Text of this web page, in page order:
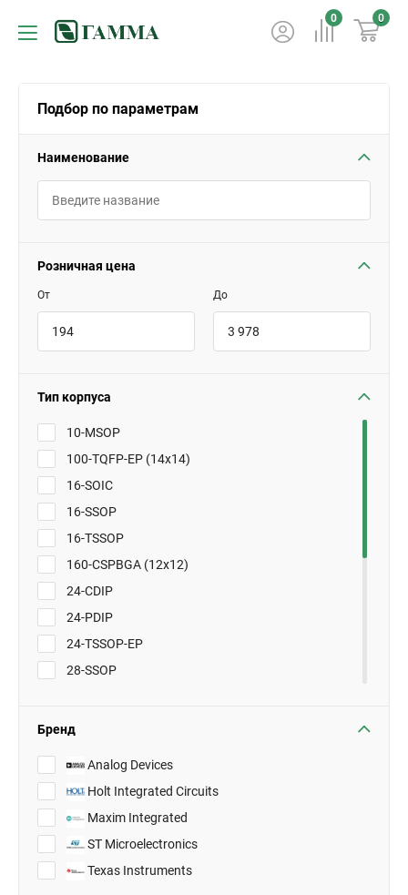
0 0
Подбор по параметрам
Наименование
Розничная цена
От До
Тип корпуса
10-MSOP
100-TQFP-EP (14x14)
16-SOIC
16-SSOP
16-TSSOP
160-CSPBGA (12x12)
24-CDIP
24-PDIP
24-TSSOP-EP
28-SSOP
72-LFCSP-VQ (10x10)
Бренд
Analog Devices
Holt Integrated Circuits
Maxim Integrated
ST Microelectronics
Texas Instruments